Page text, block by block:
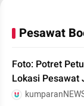
Pesawat
Foto: Potret
Lokasi Pesawat